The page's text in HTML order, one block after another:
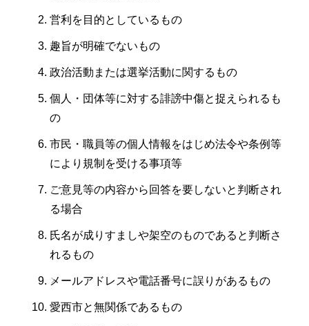
営利を目的としているもの
趣旨が明確でないもの
政治活動または選挙活動に関するもの
個人・団体等に対する誹謗中傷と捉えられるも
の
市民・職員等の個人情報をはじめ法令や条例等
により規制を受ける事項等
ご意見等の内容から回答を要しないと判断され
る場合
氏名が成りすましや架空のものであると判断さ
れるもの
メールアドレスや電話番号に誤りがあるもの
愛西市と無関係であるもの